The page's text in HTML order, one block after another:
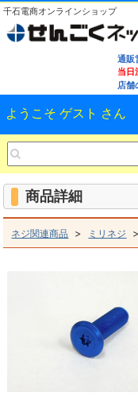
千石電商オンラインショップ
通販
当日
店舗
ようこそ ゲスト さん
商品詳細
ネジ関連商品 > ミリネジ